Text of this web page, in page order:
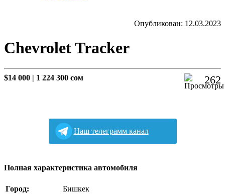
Опубликован: 12.03.2023
Chevrolet Tracker
$14 000 | 1 224 300 сом 262
Наш телеграмм канал
Полная характеристика автомобиля
Город:
Бишкек